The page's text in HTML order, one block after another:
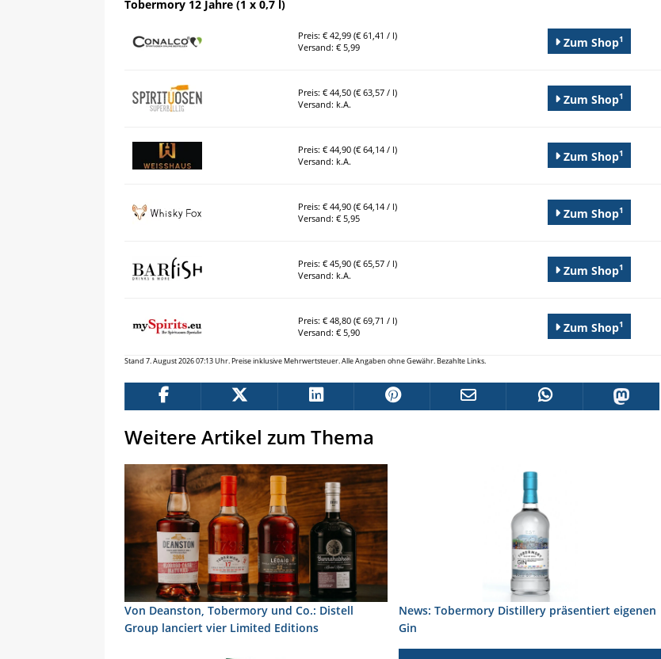
Tobermory 12 Jahre (1 x 0,7 l)
Preis: € 42,99 (€ 61,41 / l)
Versand: € 5,99
Zum Shop1
Preis: € 44,50 (€ 63,57 / l)
Versand: k.A.
Zum Shop1
Preis: € 44,90 (€ 64,14 / l)
Versand: k.A.
Zum Shop1
Preis: € 44,90 (€ 64,14 / l)
Versand: € 5,95
Zum Shop1
Preis: € 45,90 (€ 65,57 / l)
Versand: k.A.
Zum Shop1
Preis: € 48,80 (€ 69,71 / l)
Versand: € 5,90
Zum Shop1
Stand 7. August 2026 07:13 Uhr. Preise inklusive Mehrwertsteuer. Alle Angaben ohne Gewähr. Bezahlte Links.
Weitere Artikel zum Thema
Von Deanston, Tobermory und Co.: Distell
Group lanciert vier Limited Editions
News: Tobermory Distillery präsentiert eigenen
Gin